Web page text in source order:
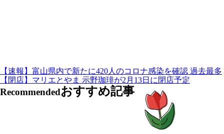
【速報】富山県内で新たに420人のコロナ感染を確認 過去最多
【閉店】マリエとやま 示野珈琲が2月13日に閉店予定
Recommendedおすすめ記事